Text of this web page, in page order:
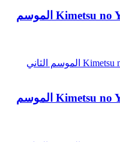
انمي قاتل الشياطين Kimetsu no Yaiba الموسم
انمي قاتل الشياطين Kimetsu no Yaiba الموسم